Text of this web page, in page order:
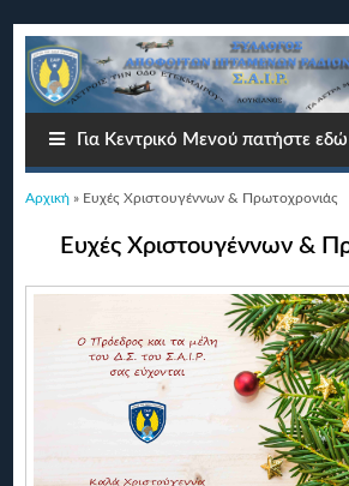
Για Κεντρικό Μενού πατήστε εδώ
Είστε εδώ
Αρχική » Ευχές Χριστουγέννων & Πρωτοχρονιάς
Ευχές Χριστουγέννων &